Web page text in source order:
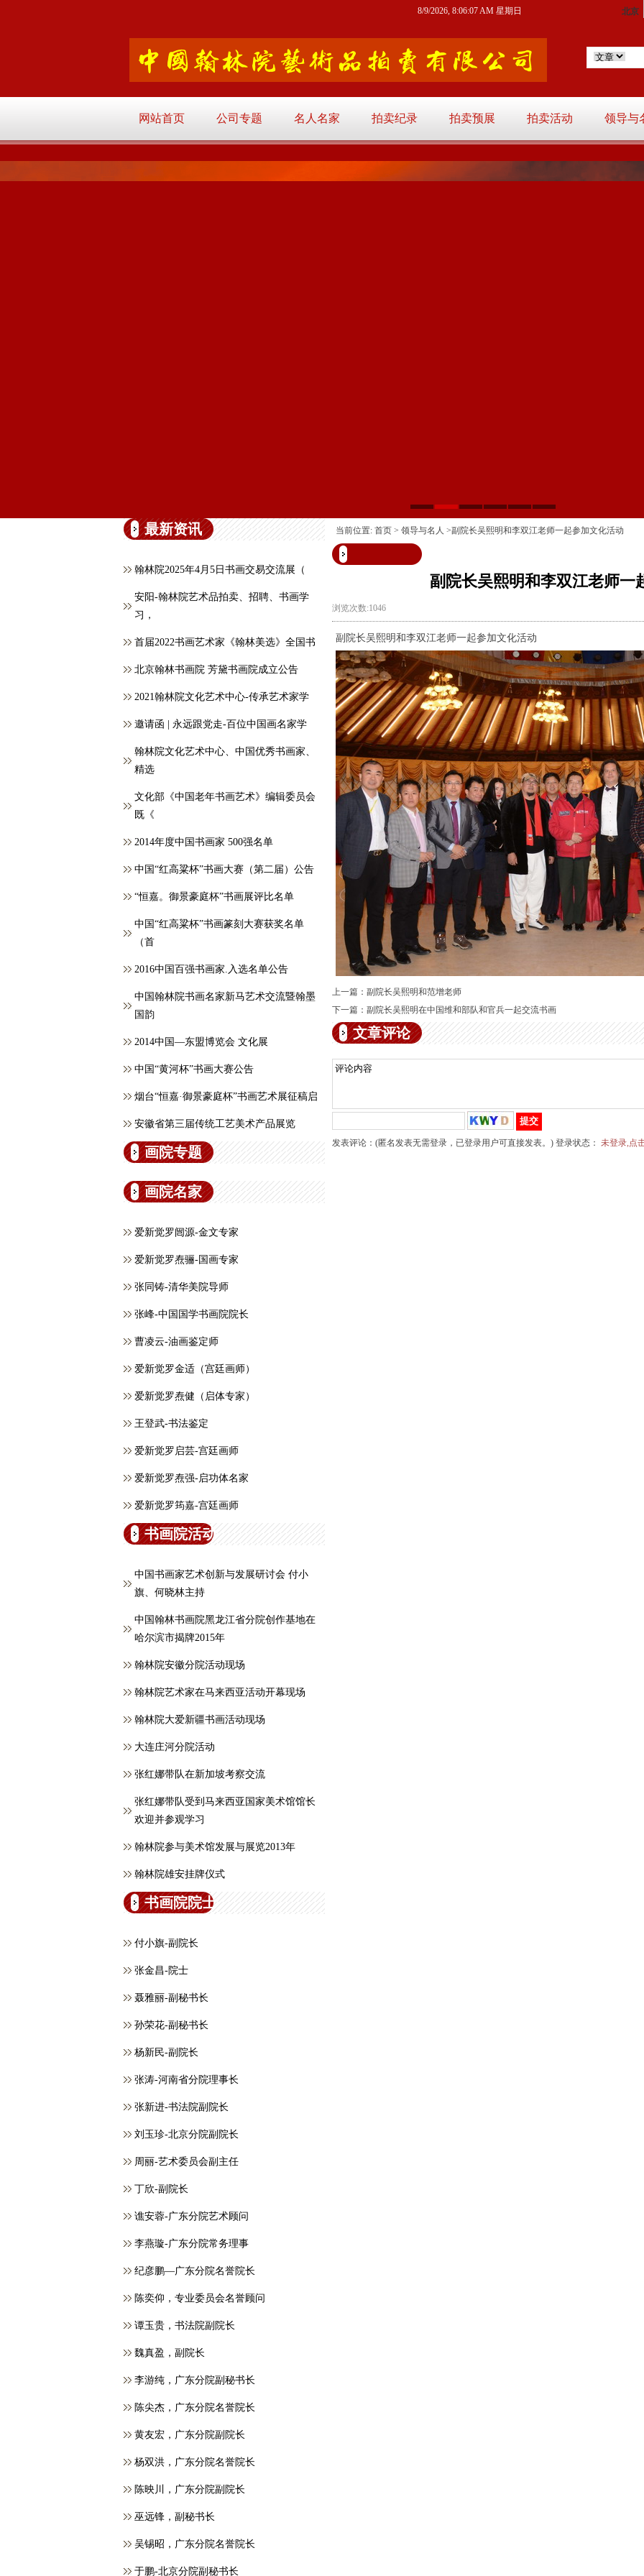
网站首页 公司专题 名人名家 拍卖纪录 拍卖预展 拍卖活动 领导与
8/9/2026, 8:06:08 AM 星期日
1 6
最新资讯
翰林院2025年4月5日书画交易交流展（
安阳-翰林院艺术品拍卖、招聘、书画学
习，
首届2022书画艺术家《翰林美选》全国书
北京翰林书画院 芳黛书画院成立公告
2021翰林院文化艺术中心-传承艺术家学
邀请函 | 永远跟党走-百位中国画名家学
翰林院文化艺术中心、中国优秀书画家、
精选
文化部《中国老年书画艺术》编辑委员会
既《
2014年度中国书画家 500强名单
中国“红高粱杯”书画大赛（第二届）公告
“恒嘉。御景豪庭杯”书画展评比名单
中国“红高粱杯”书画篆刻大赛获奖名单
（首
2016中国百强书画家.入选名单公告
中国翰林院书画名家新马艺术交流暨翰墨
国韵
2014中国—东盟博览会 文化展
中国“黄河杯”书画大赛公告
烟台“恒嘉·御景豪庭杯”书画艺术展征稿启
安徽省第三届传统工艺美术产品展览
画院专题
画院名家
爱新觉罗闿源-金文专家
爱新觉罗焘骊-国画专家
张同铸-清华美院导师
张峰-中国国学书画院院长
曹凌云-油画鉴定师
爱新觉罗金适（宫廷画师）
爱新觉罗焘健（启体专家）
王登武-书法鉴定
爱新觉罗启芸-宫廷画师
爱新觉罗焘强-启功体名家
爱新觉罗筠嘉-宫廷画师
书画院活动
中国书画家艺术创新与发展研讨会 付小
旗、何晓林主持
中国翰林书画院黑龙江省分院创作基地在
哈尔滨市揭牌2015年
翰林院安徽分院活动现场
翰林院艺术家在马来西亚活动开幕现场
翰林院大爱新疆书画活动现场
大连庄河分院活动
张红娜带队在新加坡考察交流
张红娜带队受到马来西亚国家美术馆馆长
欢迎并参观学习
翰林院参与美术馆发展与展览2013年
翰林院雄安挂牌仪式
书画院院士
付小旗-副院长
张金昌-院士
聂雅丽-副秘书长
孙荣花-副秘书长
杨新民-副院长
张涛-河南省分院理事长
张新进-书法院副院长
刘玉珍-北京分院副院长
周丽-艺术委员会副主任
丁欣-副院长
谯安蓉-广东分院艺术顾问
李燕璇-广东分院常务理事
纪彦鹏—广东分院名誉院长
​陈奕仰，专业委员会名誉顾问
谭玉贵，书法院副院长
魏真盈，副院长
李游纯，广东分院副秘书长
陈尖杰，广东分院名誉院长
黄友宏，广东分院副院长
杨双洪，广东分院名誉院长
陈映川，广东分院副院长
巫远锋，副秘书长
吴锡昭，广东分院名誉院长
于鹏-北京分院副秘书长
当前位置: 首页 > 领导与名人 >副院长吴熙明和李双江老师一起参加文化活动
副院长吴熙明和李双江老师一
浏览次数:1046
副院长吴熙明和李双江老师一起参加文化活动
上一篇： 副院长吴熙明和范增老师
下一篇： 副院长吴熙明在中国维和部队和官兵一起交流书画
文章评论
发表评论：(匿名发表无需登录，已登录用户可直接发表。) 登录状态： 未登录,点